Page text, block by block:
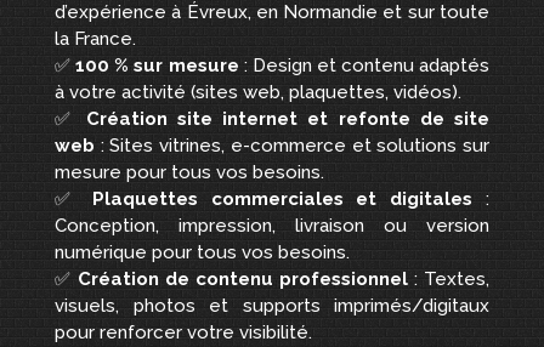
d’expérience à Évreux, en Normandie et sur toute
la France.
✅100 % sur mesure : Design et contenu adaptés
à votre activité (sites web, plaquettes, vidéos).
✅ Création site internet et refonte de site
web : Sites vitrines, e-commerce et solutions sur
mesure pour tous vos besoins.
✅ Plaquettes commerciales et digitales :
Conception, impression, livraison ou version
numérique pour tous vos besoins.
✅ Création de contenu professionnel : Textes,
visuels, photos et supports imprimés/digitaux
pour renforcer votre visibilité.